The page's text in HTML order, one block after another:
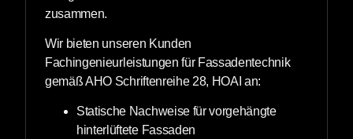
zusammen.
Wir bieten unseren Kunden
Fachingenieurleistungen für Fassadentechnik
gemäß AHO Schriftenreihe 28, HOAI an:
Statische Nachweise für vorgehängte
hinterlüftete Fassaden